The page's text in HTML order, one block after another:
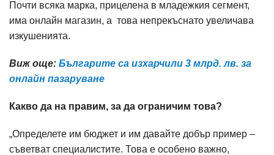
Почти всяка марка, прицелена в младежкия сегмент,
има онлайн магазин, а това непрекъснато увеличава
изкушенията.
Виж още: Българите са изхарчили 3 млрд. лв. за
онлайн пазаруване
Какво да на правим, за да ограничим това?
„Определете им бюджет и им давайте добър пример –
съветват специалистите. Това е особено важно,